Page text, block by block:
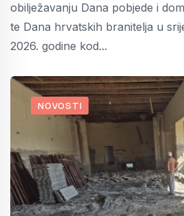
obilježavanju Dana pobjede i
te Dana hrvatskih branitelja u
2026. godine kod...
NOVOSTI